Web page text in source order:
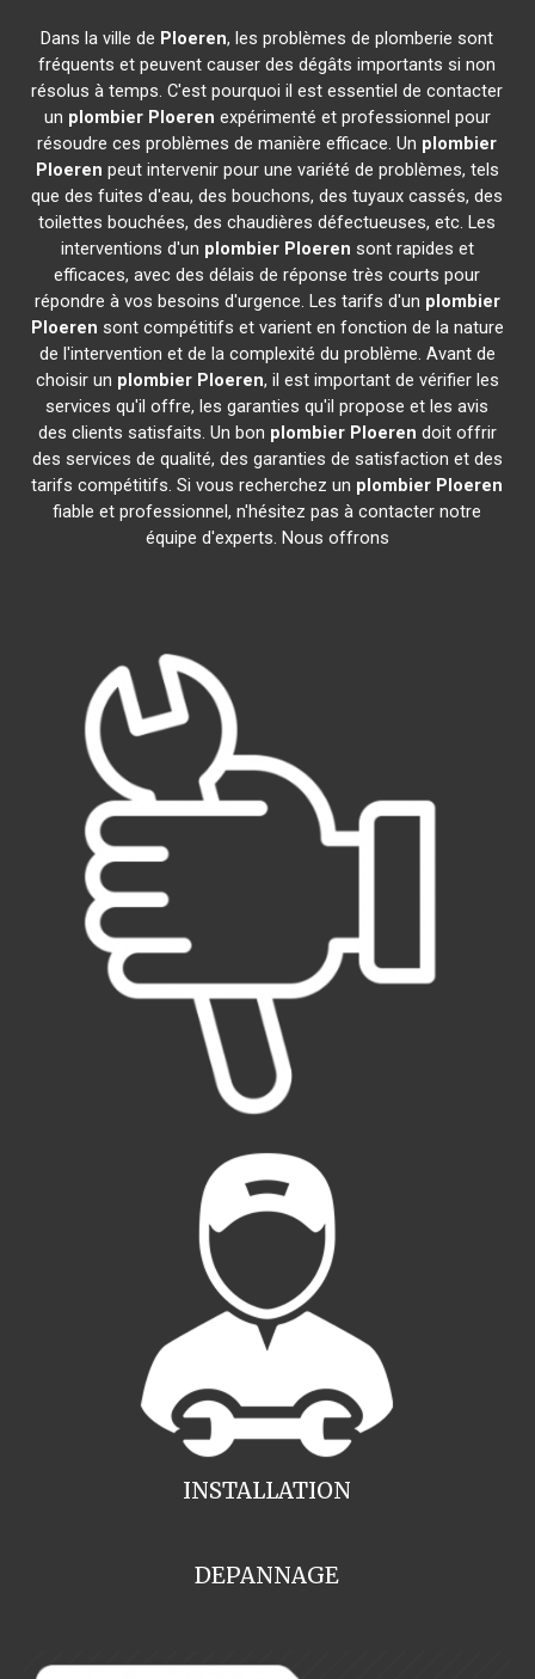
Dans la ville de Ploeren, les problèmes de plomberie sont
fréquents et peuvent causer des dégâts importants si non
résolus à temps. C'est pourquoi il est essentiel de contacter
un plombier Ploeren expérimenté et professionnel pour
résoudre ces problèmes de manière efficace. Un plombier
Ploeren peut intervenir pour une variété de problèmes, tels
que des fuites d'eau, des bouchons, des tuyaux cassés, des
toilettes bouchées, des chaudières défectueuses, etc. Les
interventions d'un plombier Ploeren sont rapides et
efficaces, avec des délais de réponse très courts pour
répondre à vos besoins d'urgence. Les tarifs d'un plombier
Ploeren sont compétitifs et varient en fonction de la nature
de l'intervention et de la complexité du problème. Avant de
choisir un plombier Ploeren, il est important de vérifier les
services qu'il offre, les garanties qu'il propose et les avis
des clients satisfaits. Un bon plombier Ploeren doit offrir
des services de qualité, des garanties de satisfaction et des
tarifs compétitifs. Si vous recherchez un plombier Ploeren
fiable et professionnel, n'hésitez pas à contacter notre
équipe d'experts. Nous offrons
INSTALLATION
DEPANNAGE